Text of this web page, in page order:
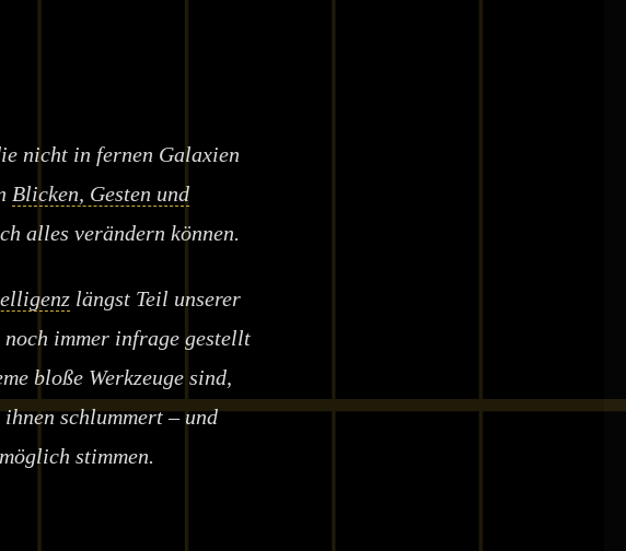
nicht in fernen Galaxien
Blicken, Gesten und
alles verändern können.
längst Teil unserer
immer infrage gestellt
bloße Werkzeuge sind,
schlummert – und
stimmen.